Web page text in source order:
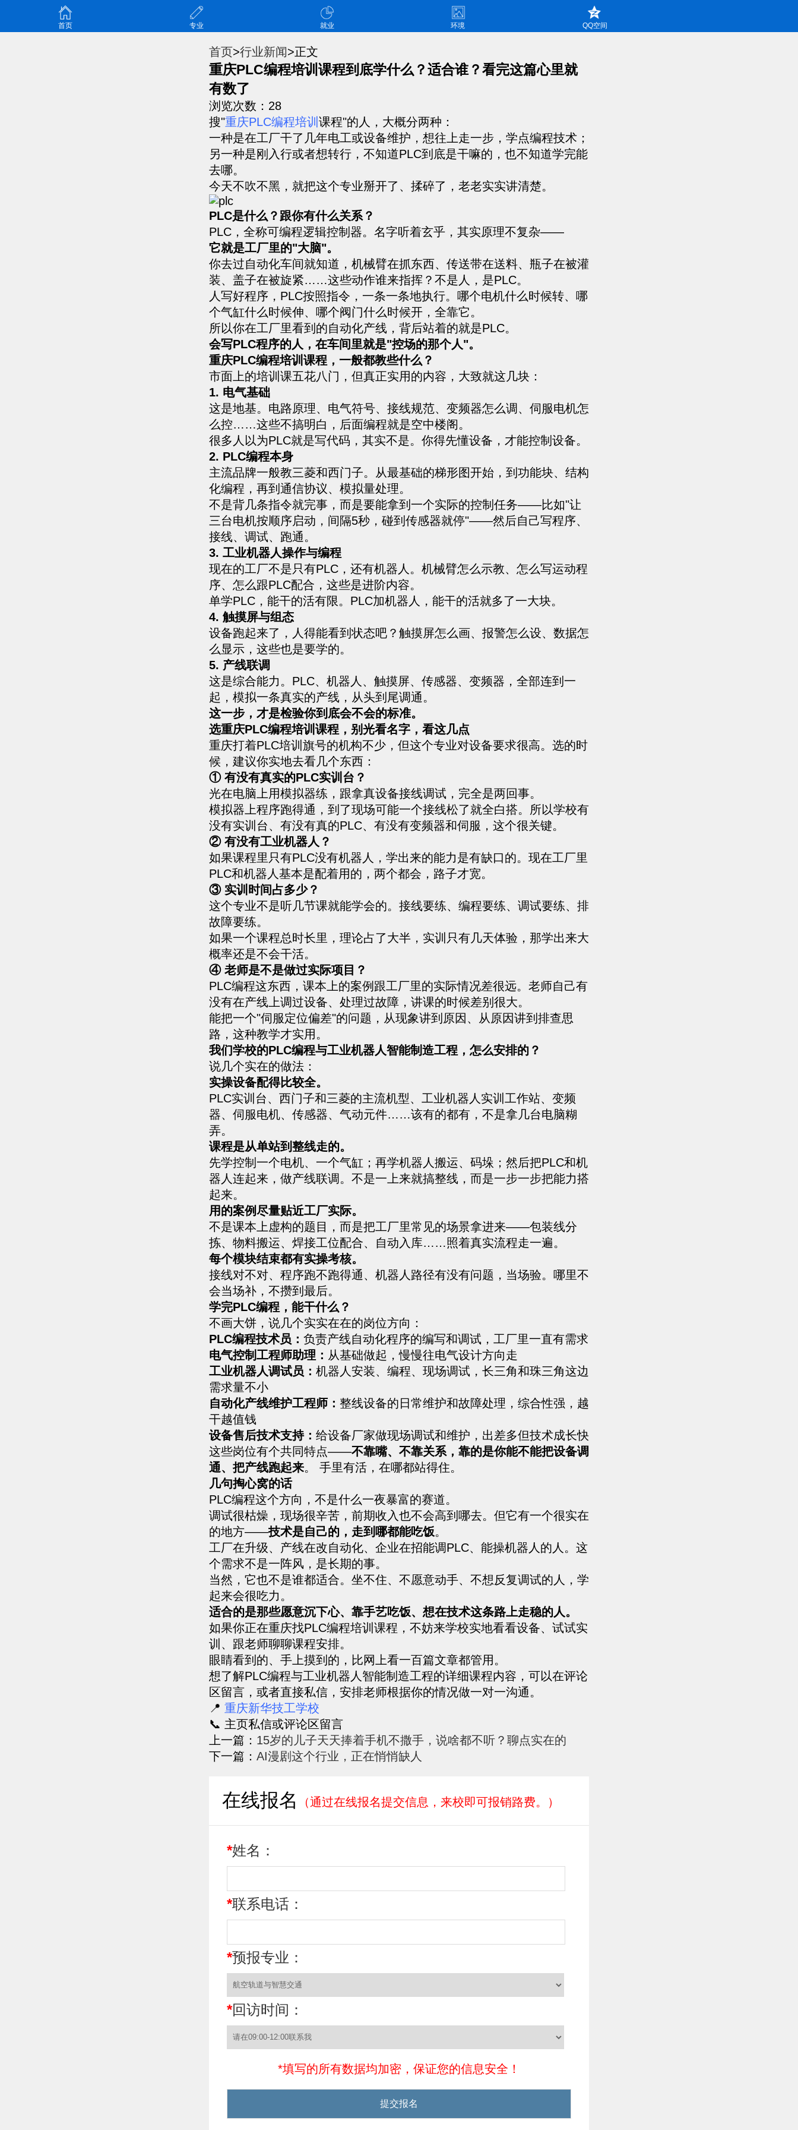
首页 专业 就业 环境 QQ空间
首页>行业新闻>正文
重庆PLC编程培训课程到底学什么？适合谁？看完这篇心里就
有数了
浏览次数： 28
搜"重庆PLC编程培训 课程"的人，大概分两种：
一种是在工厂干了几年电工或设备维护，想往上走一步，学点编程技术；
另一种是刚入行或者想转行，不知道PLC到底是干嘛的，也不知道学完能
去哪。
今天不吹不黑，就把这个专业掰开了、揉碎了，老老实实讲清楚。
PLC是什么？跟你有什么关系？
PLC，全称可编程逻辑控制器。名字听着玄乎，其实原理不复杂——
它就是工厂里的"大脑"。
你去过自动化车间就知道，机械臂在抓东西、传送带在送料、瓶子在被灌
装、盖子在被旋紧……这些动作谁来指挥？不是人，是PLC。
人写好程序，PLC按照指令，一条一条地执行。哪个电机什么时候转、哪
个气缸什么时候伸、哪个阀门什么时候开，全靠它。
所以你在工厂里看到的自动化产线，背后站着的就是PLC。
会写PLC程序的人，在车间里就是"控场的那个人"。
重庆PLC编程培训课程，一般都教些什么？
市面上的培训课五花八门，但真正实用的内容，大致就这几块：
1. 电气基础
这是地基。电路原理、电气符号、接线规范、变频器怎么调、伺服电机怎
么控……这些不搞明白，后面编程就是空中楼阁。
很多人以为PLC就是写代码，其实不是。你得先懂设备，才能控制设备。
2. PLC编程本身
主流品牌一般教三菱和西门子。从最基础的梯形图开始，到功能块、结构
化编程，再到通信协议、模拟量处理。
不是背几条指令就完事，而是要能拿到一个实际的控制任务——比如"让
三台电机按顺序启动，间隔5秒，碰到传感器就停"——然后自己写程序、
接线、调试、跑通。
3. 工业机器人操作与编程
现在的工厂不是只有PLC，还有机器人。机械臂怎么示教、怎么写运动程
序、怎么跟PLC配合，这些是进阶内容。
单学PLC，能干的活有限。PLC加机器人，能干的活就多了一大块。
4. 触摸屏与组态
设备跑起来了，人得能看到状态吧？触摸屏怎么画、报警怎么设、数据怎
么显示，这些也是要学的。
5. 产线联调
这是综合能力。PLC、机器人、触摸屏、传感器、变频器，全部连到一
起，模拟一条真实的产线，从头到尾调通。
这一步，才是检验你到底会不会的标准。
选重庆PLC编程培训课程，别光看名字，看这几点
重庆打着PLC培训旗号的机构不少，但这个专业对设备要求很高。选的时
候，建议你实地去看几个东西：
① 有没有真实的PLC实训台？
光在电脑上用模拟器练，跟拿真设备接线调试，完全是两回事。
模拟器上程序跑得通，到了现场可能一个接线松了就全白搭。所以学校有
没有实训台、有没有真的PLC、有没有变频器和伺服，这个很关键。
② 有没有工业机器人？
如果课程里只有PLC没有机器人，学出来的能力是有缺口的。现在工厂里
PLC和机器人基本是配着用的，两个都会，路子才宽。
③ 实训时间占多少？
这个专业不是听几节课就能学会的。接线要练、编程要练、调试要练、排
故障要练。
如果一个课程总时长里，理论占了大半，实训只有几天体验，那学出来大
概率还是不会干活。
④ 老师是不是做过实际项目？
PLC编程这东西，课本上的案例跟工厂里的实际情况差很远。老师自己有
没有在产线上调过设备、处理过故障，讲课的时候差别很大。
能把一个"伺服定位偏差"的问题，从现象讲到原因、从原因讲到排查思
路，这种教学才实用。
我们学校的PLC编程与工业机器人智能制造工程，怎么安排的？
说几个实在的做法：
实操设备配得比较全。
PLC实训台、西门子和三菱的主流机型、工业机器人实训工作站、变频
器、伺服电机、传感器、气动元件……该有的都有，不是拿几台电脑糊
弄。
课程是从单站到整线走的。
先学控制一个电机、一个气缸；再学机器人搬运、码垛；然后把PLC和机
器人连起来，做产线联调。不是一上来就搞整线，而是一步一步把能力搭
起来。
用的案例尽量贴近工厂实际。
不是课本上虚构的题目，而是把工厂里常见的场景拿进来——包装线分
拣、物料搬运、焊接工位配合、自动入库……照着真实流程走一遍。
每个模块结束都有实操考核。
接线对不对、程序跑不跑得通、机器人路径有没有问题，当场验。哪里不
会当场补，不攒到最后。
学完PLC编程，能干什么？
不画大饼，说几个实实在在的岗位方向：
PLC编程技术员： 负责产线自动化程序的编写和调试，工厂里一直有需求
电气控制工程师助理： 从基础做起，慢慢往电气设计方向走
工业机器人调试员： 机器人安装、编程、现场调试，长三角和珠三角这边
需求量不小
自动化产线维护工程师： 整线设备的日常维护和故障处理，综合性强，越
干越值钱
设备售后技术支持： 给设备厂家做现场调试和维护，出差多但技术成长快
这些岗位有个共同特点——不靠嘴、不靠关系，靠的是你能不能把设备调
通、把产线跑起来。 手里有活，在哪都站得住。
几句掏心窝的话
PLC编程这个方向，不是什么一夜暴富的赛道。
调试很枯燥，现场很辛苦，前期收入也不会高到哪去。但它有一个很实在
的地方——技术是自己的，走到哪都能吃饭。
工厂在升级、产线在改自动化、企业在招能调PLC、能操机器人的人。这
个需求不是一阵风，是长期的事。
当然，它也不是谁都适合。坐不住、不愿意动手、不想反复调试的人，学
起来会很吃力。
适合的是那些愿意沉下心、靠手艺吃饭、想在技术这条路上走稳的人。
如果你正在重庆找PLC编程培训课程，不妨来学校实地看看设备、试试实
训、跟老师聊聊课程安排。
眼睛看到的、手上摸到的，比网上看一百篇文章都管用。
想了解PLC编程与工业机器人智能制造工程的详细课程内容，可以在评论
区留言，或者直接私信，安排老师根据你的情况做一对一沟通。
📍 重庆新华技工学校
📞 主页私信或评论区留言
上一篇： 15岁的儿子天天捧着手机不撒手，说啥都不听？聊点实在的
下一篇： AI漫剧这个行业，正在悄悄缺人
在线报名 （通过在线报名提交信息，来校即可报销路费。）
*姓名：
*联系电话：
*预报专业：
*回访时间：
*填写的所有数据均加密，保证您的信息安全！